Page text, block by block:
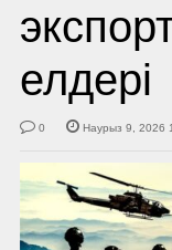
елдері
0 Наурыз 9, 2026